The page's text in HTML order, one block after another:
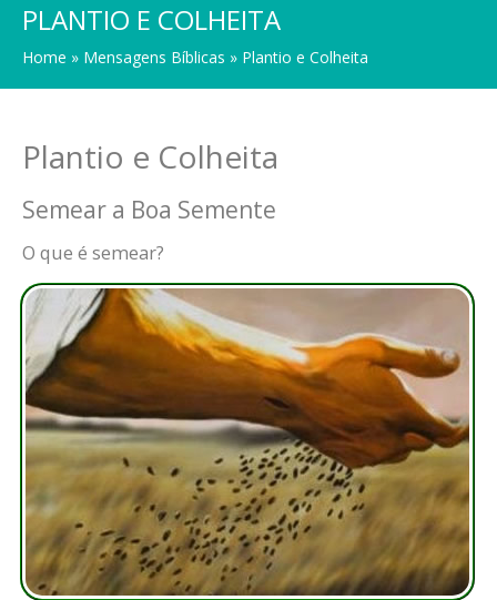
PLANTIO E COLHEITA
Home » Mensagens Bíblicas » Plantio e Colheita
Plantio e Colheita
Semear a Boa Semente
O que é semear?